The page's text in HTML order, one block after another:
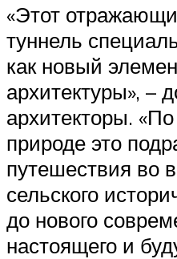
«Этот
туннель
как новый
архитектуры», –
архитекторы.
природе это
путешествия во
сельского
до нового
настоящего и